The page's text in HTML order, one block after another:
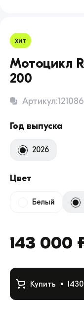
хит
Мотоцикл
200
Артикул:121086
Год выпуска
2026
Цвет
Белый
143 000
Купить